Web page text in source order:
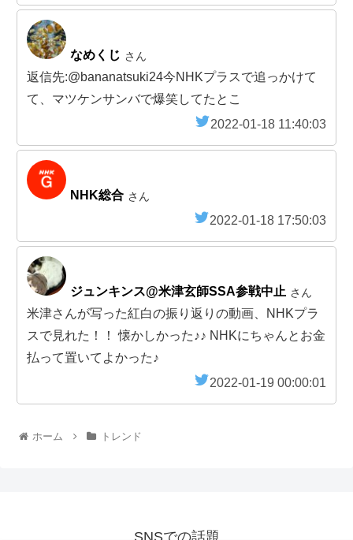
なめくじ さん
返信先:@bananatsuki24今NHKプラスで追っかけて
て、マツケンサンバで爆笑してたとこ
2022-01-18 11:40:03
NHK総合 さん
2022-01-18 17:50:03
ジュンキンス@米津玄師SSA参戦中止 さん
米津さんが写った紅白の振り返りの動画、NHKプラ
スで見れた！！ 懐かしかった♪♪ NHKにちゃんとお金
払って置いてよかった♪
2022-01-19 00:00:01
ホーム トレンド
SNSでの話題